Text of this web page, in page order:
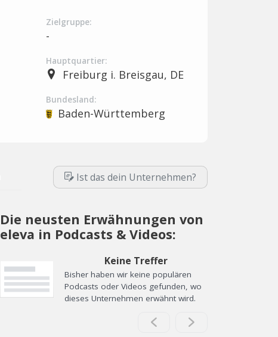
Zielgruppe:
-
Hauptquartier:
Freiburg i. Breisgau, DE
Bundesland:
Baden-Württemberg
Ist das dein Unternehmen?
Die neusten Erwähnungen von
eleva in Podcasts & Videos:
Keine Treffer
Bisher haben wir keine populären
Podcasts oder Videos gefunden, wo
dieses Unternehmen erwähnt wird.